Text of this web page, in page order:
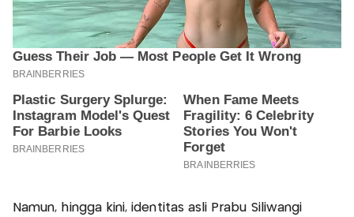
Namun, hingga kini, identitas asli Prabu Siliwangi